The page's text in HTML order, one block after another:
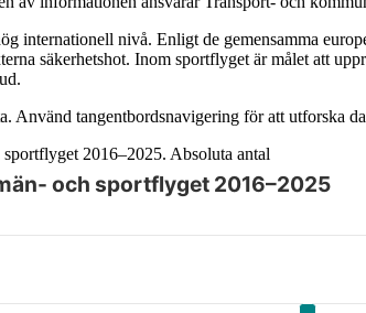
internationell nivå. Enligt de gemensamma
säkerhetshot. Inom sportflyget är målet att
Använd tangentbordsnavigering för att utforska
2016–2025. Absoluta antal
till diagrammet med tabbtangenten och
och sportflyget 2016–2025